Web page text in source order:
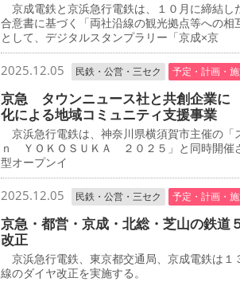
京成電鉄と京浜急行電鉄は、１０月に締結し
合意書に基づく「両社沿線の観光拠点等への相
として、デジタルスタンプラリー「京成×京
2025.12.05 民鉄・公営・三セク 予定・計画・
京急 タウンニュース社と共創企業に
化による地域コミュニティ支援事業
京浜急行電鉄は、神奈川県横須賀市主催の
ｎ ＹＯＫＯＳＵＫＡ ２０２５」と同時開催
型オープンイ
2025.12.05 民鉄・公営・三セク 予定・計画・
京急・都営・京成・北総・芝山の鉄
改正
京浜急行電鉄、東京都交通局、京成電鉄は１
線のダイヤ改正を実施する。